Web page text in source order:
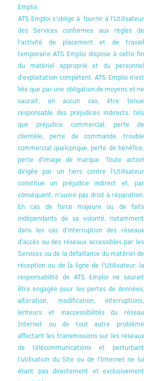
Emploi.
ATS Emploi s’oblige à fournir à l’Utilisateur
des Services conformes aux règles de
l’activité de placement et de travail
temporaire ATS Emploi dispose à cette fin
du matériel approprié et du personnel
d’exploitation compétent. ATS Emploi n’est
liée que par une obligation de moyens et ne
saurait, en aucun cas, être tenue
responsable des préjudices indirects, tels
que préjudice commercial, perte de
clientèle, perte de commande, trouble
commercial quelconque, perte de bénéfice,
perte d’image de marque. Toute action
dirigée par un tiers contre l’Utilisateur
constitue un préjudice indirect et, par
conséquent, n’ouvre pas droit à réparation.
En cas de force majeure ou de faits
indépendants de sa volonté, notamment
dans les cas d’interruption des réseaux
d’accès ou des réseaux accessibles par les
Services ou de la défaillance du matériel de
réception ou de la ligne de l’Utilisateur, la
responsabilité de ATS Emploi ne saurait
être engagée pour les pertes de données,
altération, modification, interruptions,
lenteurs et inaccessibilités du réseau
Internet ou de tout autre problème
affectant les transmissions sur les réseaux
de télécommunications et perturbant
l’utilisation du Site ou de l’Internet ne lui
étant pas directement et exclusivement